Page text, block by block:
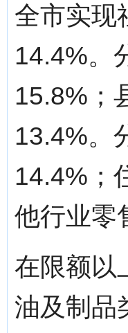
全市实现
14.4%。
15.8%；
13.4%。
14.4%；
他行业零
在限额以
油及制品